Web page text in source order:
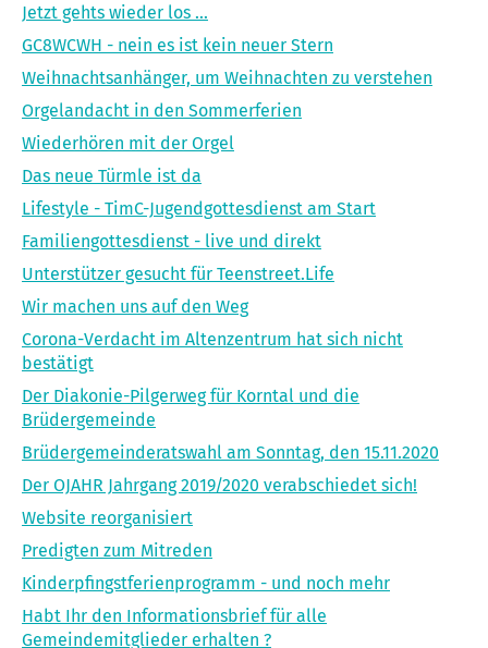
Jetzt gehts wieder los ...
GC8WCWH - nein es ist kein neuer Stern
Weihnachtsanhänger, um Weihnachten zu verstehen
Orgelandacht in den Sommerferien
Wiederhören mit der Orgel
Das neue Türmle ist da
Lifestyle - TimC-Jugendgottesdienst am Start
Familiengottesdienst - live und direkt
Unterstützer gesucht für Teenstreet.Life
Wir machen uns auf den Weg
Corona-Verdacht im Altenzentrum hat sich nicht
bestätigt
Der Diakonie-Pilgerweg für Korntal und die
Brüdergemeinde
Brüdergemeinderatswahl am Sonntag, den 15.11.2020
Der OJAHR Jahrgang 2019/2020 verabschiedet sich!
Website reorganisiert
Predigten zum Mitreden
Kinderpfingstferienprogramm - und noch mehr
Habt Ihr den Informationsbrief für alle
Gemeindemitglieder erhalten ?